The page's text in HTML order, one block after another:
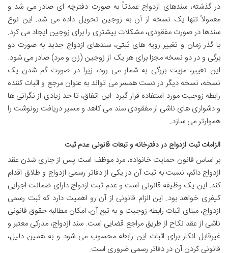
در گذشته، سندهای ازدواج عمدتاً به صورت دفترچه ای صادر می شد و
معمولاً تنها یک نسخه از آن به زوجین تحویل داده می شد. این نوع
سندها در صورت مفقودی، مشکلات بیشتری را برای زوجین ایجاد می کرد.
با گذر زمان و تغییر رویه های ثبتی، سندهای ازدواج جدید به صورت دو
برگی و در دو نسخه مجزا برای هر یک از زوجین (زن و مرد) صادر می شود.
این تغییر، مزیت بزرگی به شمار می رود، زیرا در صورت گم شدن یک
نسخه، نسخه دیگر در دست همسر می تواند به عنوان مرجع و اثبات کننده
رابطه زوجیت مورد استفاده قرار گیرد. این اتفاق، تا حد زیادی از نگرانی ها
و دشواری های ناشی از مفقودی سند می کاهد و مسیر دریافت رونوشت را
هموارتر می سازد.
الزامات ثبت ازدواج در دفترخانه و تبعات قانونی عدم ثبت
بر اساس قانون حمایت خانواده، مرد موظف است پس از جاری شدن عقد
ازدواج دائم، نسبت به ثبت آن در یکی از دفاتر رسمی ازدواج و طلاق اقدام
کند. این یک وظیفه قانونی است و عدم ثبت ازدواج دارای ضمانت اجرایی
کیفری خواهد بود. این الزام قانونی از آن رو اهمیت دارد که ثبت رسمی
ازدواج، مبنای اثبات رابطه زوجیت و به تبع آن، امکان مطالبه حقوق قانونی
ناشی از عقد نکاح از طریق مراجع قضایی است. سند ازدواج، مدرکی معتبر و
غیرقابل انکار برای اثبات این رابطه محسوب می شود و به همین دلیل،
قانونی کردن آن در دفاتر رسمی ضروری است.